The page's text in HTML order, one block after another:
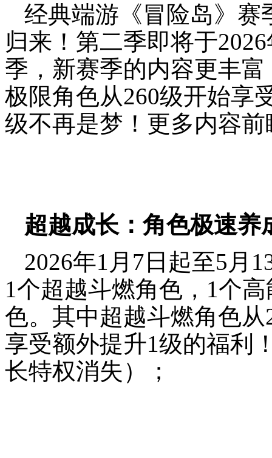
经典端游《冒险岛》
归来！第二季即将于
季，新赛季的内容更丰
极限角色从260级开始享
级不再是梦！更多内容
超越成长：角色极速养
2026年1月7日起至5月
1个超越斗燃角色，1个
色。其中超越斗燃角色
享受额外提升1级的福利
长特权消失）；